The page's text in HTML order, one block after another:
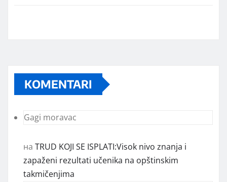
KOMENTARI
Gagi moravac
на TRUD KOJI SE ISPLATI:Visok nivo znanja i
zapaženi rezultati učenika na opštinskim
takmičenjima